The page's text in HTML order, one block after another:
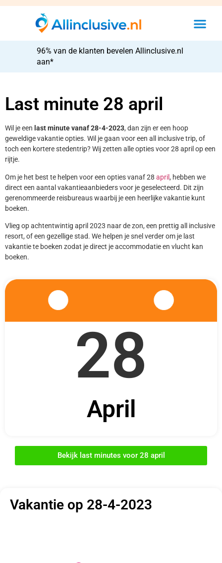
96% van de klanten bevelen Allinclusive.nl
aan*
Last minute 28 april
Wil je een last minute vanaf 28-4-2023, dan zijn er een hoop
geweldige vakantie opties. Wil je gaan voor een all inclusive trip, of
toch een kortere stedentrip? Wij zetten alle opties voor 28 april op een
rijtje.
Om je het best te helpen voor een opties vanaf 28 april, hebben we
direct een aantal vakantieaanbieders voor je geselecteerd. Dit zijn
gerenommeerde reisbureaus waarbij je een heerlijke vakantie kunt
boeken.
Vlieg op achtentwintig april 2023 naar de zon, een prettig all inclusive
resort, of een gezellige stad. We helpen je snel verder om je last
vakantie te boeken zodat je direct je accommodatie en vlucht kan
boeken.
28
April
Bekijk last minutes voor 28 april
Vakantie op 28-4-2023